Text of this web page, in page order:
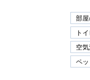
部
ト
空
ペ